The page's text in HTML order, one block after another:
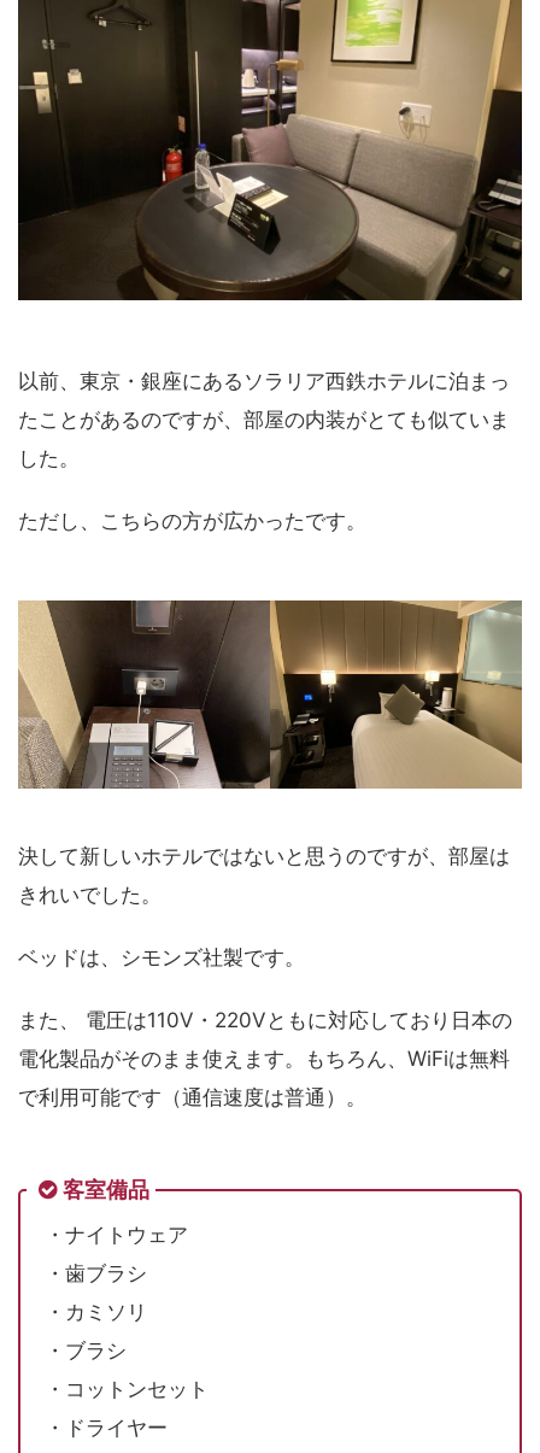
以前、東京・銀座にあるソラリア西鉄ホテルに泊まっ
たことがあるのですが、部屋の内装がとても似ていま
した。
ただし、こちらの方が広かったです。
決して新しいホテルではないと思うのですが、部屋は
きれいでした。
ベッドは、シモンズ社製です。
また、 電圧は110V・220Vともに対応しており日本の
電化製品がそのまま使えます。もちろん、WiFiは無料
で利用可能です（通信速度は普通）。
客室備品
・ナイトウェア
・歯ブラシ
・カミソリ
・ブラシ
・コットンセット
・ドライヤー